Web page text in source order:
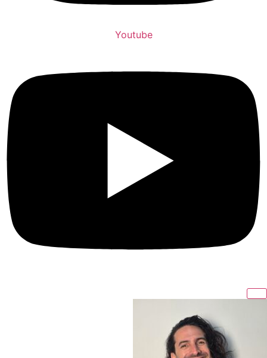
Youtube